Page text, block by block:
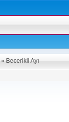
»Becerikli Ayı